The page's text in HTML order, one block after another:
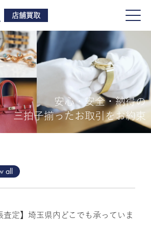
店舗買取
買取品目
店舗一覧
安心・安全・納得の
三拍子揃ったお取引をお約束
all
査定】埼玉県内どこでも承っていま